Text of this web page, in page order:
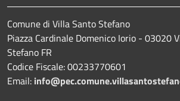
Comune di Villa Santo Stefano
Piazza Cardinale Domenico Iorio - 03020
Stefano FR
Codice Fiscale: 00233770601
Email: